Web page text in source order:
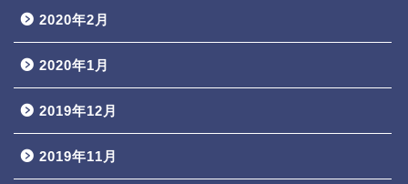
2020年2月
2020年1月
2019年12月
2019年11月